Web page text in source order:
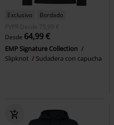
Exclusivo
Bordado
PVPR
Desde 75,99 €
Desde 64,99 €
EMP Signature Collection
Slipknot
Sudadera con capucha